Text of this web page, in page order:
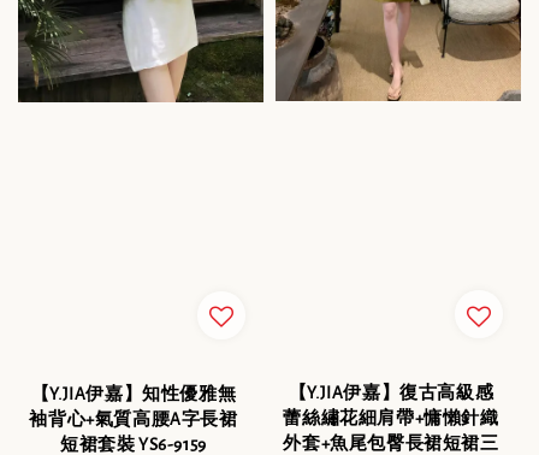
【Y.JIA伊嘉】知性優雅無
袖背心+氣質高腰A字長裙
短裙套裝 YS6-9159
【Y.JIA伊嘉】復古高級感
蕾絲繡花細肩帶+慵懶針織
外套+魚尾包臀長裙短裙三